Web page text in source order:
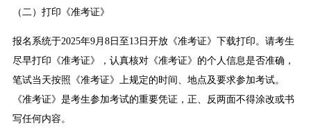
（二）打印《准考证》
报名系统于2025年9月8日至13日开放《准考证》下载打印。请考生
尽早打印《准考证》，认真核对《准考证》的个人信息是否准确，
笔试当天按照《准考证》上规定的时间、地点及要求参加考试。
《准考证》是考生参加考试的重要凭证，正、反两面不得涂改或书
写任何内容。